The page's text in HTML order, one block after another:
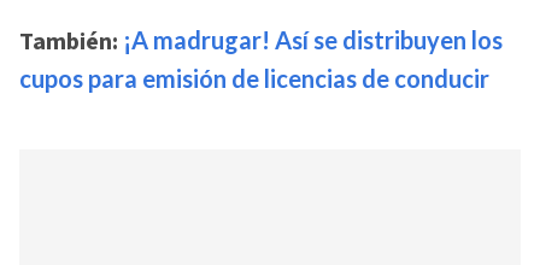
También: ¡A madrugar! Así se distribuyen los
cupos para emisión de licencias de conducir